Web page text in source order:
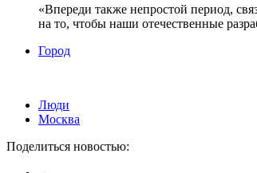
«Впереди также непростой период,
на то, чтобы наши отечественные
Город
Люди
Москва
Поделиться новостью: